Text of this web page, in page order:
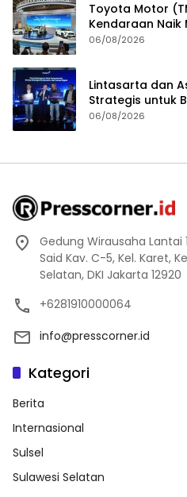
Toyota Motor
Kendaraan Naik
06/08/2026
Lintasarta dan
Strategis untuk
06/08/2026
Gedung Wirausaha Lantai
Said Kav. C-5, Kel. Karet,
Selatan, DKI Jakarta 12920
+6281910000064
info@presscorner.id
Kategori
Berita
Internasional
Sulsel
Sulawesi Selatan